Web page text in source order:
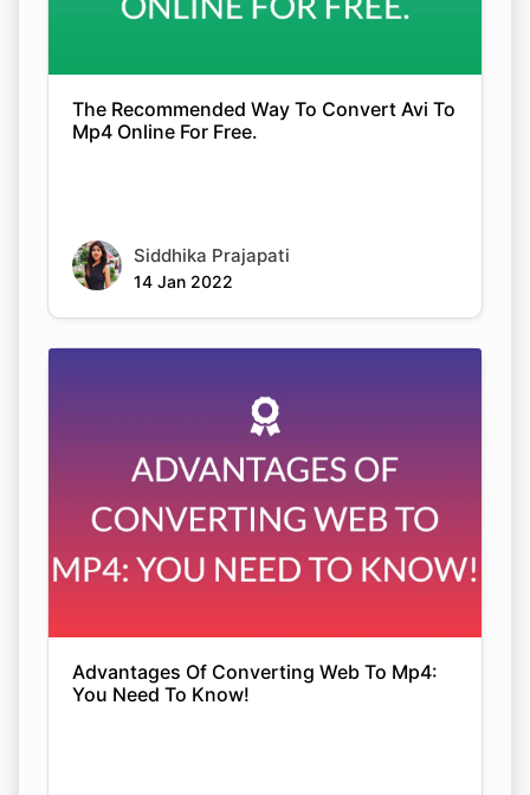
The Recommended Way To Convert Avi To
Mp4 Online For Free.
Siddhika Prajapati
14 Jan 2022
Advantages Of Converting Web To Mp4:
You Need To Know!